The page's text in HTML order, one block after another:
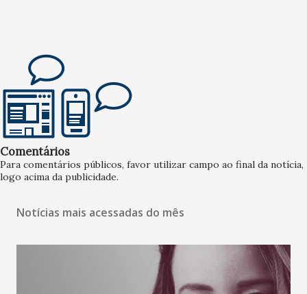
Comentários
Para comentários públicos, favor utilizar campo ao final da notícia,
logo acima da publicidade.
Notícias mais acessadas do mês